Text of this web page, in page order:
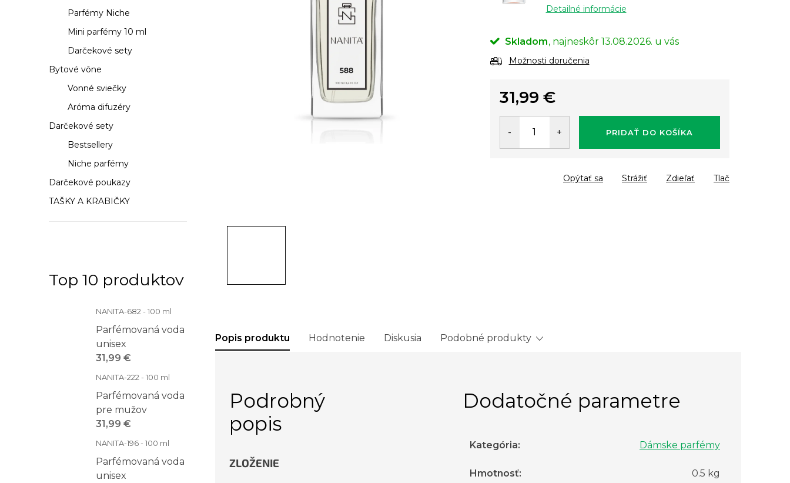
l
Parfémy Niche
Mini parfémy 10 ml
Darčekové sety
Bytové vône
Vonné sviečky
Aróma difuzéry
Darčekové sety
Bestsellery
Niche parfémy
Darčekové poukazy
TAŠKY A KRABIČKY
Top 10 produktov
NANITA-682 - 100 ml
Parfémovaná voda
unisex
31,99 €
NANITA-222 - 100 ml
Parfémovaná voda
pre mužov
31,99 €
NANITA-196 - 100 ml
Parfémovaná voda
unisex
Detailné informácie
Skladom 13.08.2026.
Možnosti doručenia
31,99 €
PRIDAŤ DO KOŠÍKA
Tlač
Opýtať sa Strážiť Zdieľať
Popis produktu Hodnotenie Diskusia Podobné produkty
Podrobný
popis
ZLOŽENIE
Dodatočné parametre
Kategória: Dámske parfémy
Hmotnosť: 0.5 kg